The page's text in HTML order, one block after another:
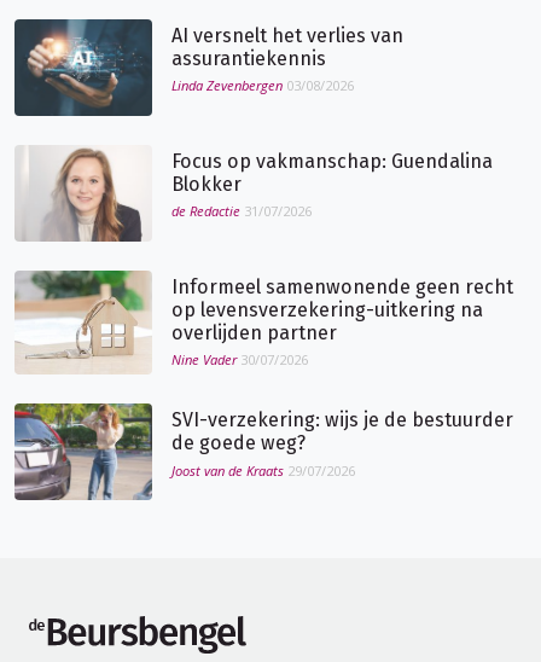
AI versnelt het verlies van
assurantiekennis
Linda Zevenbergen 03/08/2026
Focus op vakmanschap: Guendalina
Blokker
de Redactie 31/07/2026
Informeel samenwonende geen recht
op levensverzekering-uitkering na
overlijden partner
Nine Vader 30/07/2026
SVI-verzekering: wijs je de bestuurder
de goede weg?
Joost van de Kraats 29/07/2026